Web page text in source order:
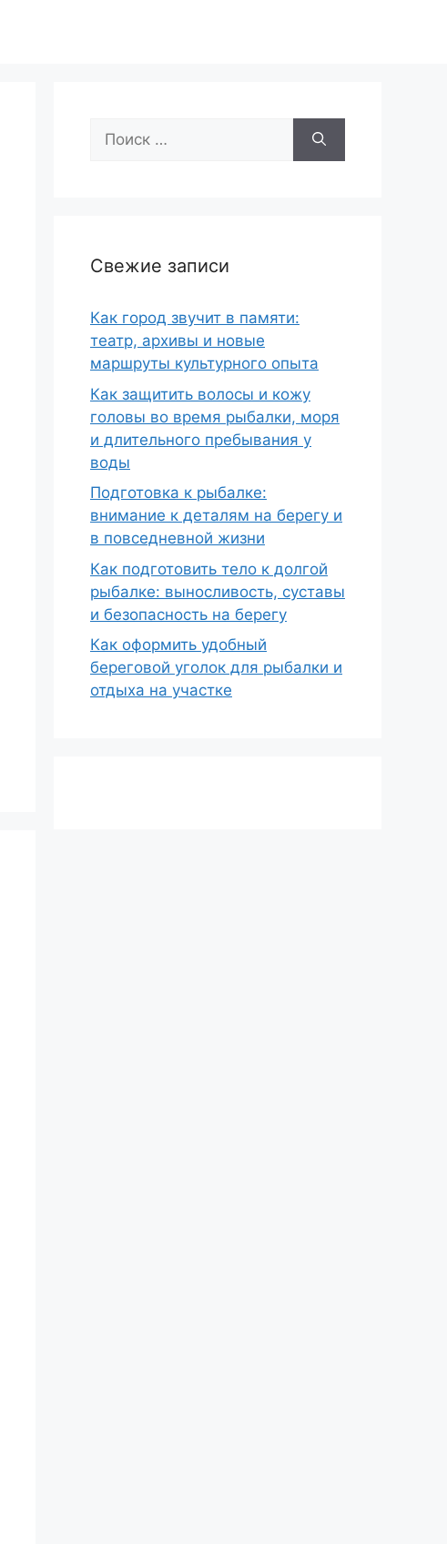
Поиск:
Свежие записи
Как город звучит в памяти:
театр, архивы и новые
маршруты культурного опыта
Как защитить волосы и кожу
головы во время рыбалки, моря
и длительного пребывания у
воды
Подготовка к рыбалке:
внимание к деталям на берегу и
в повседневной жизни
Как подготовить тело к долгой
рыбалке: выносливость, суставы
и безопасность на берегу
Как оформить удобный
береговой уголок для рыбалки и
отдыха на участке